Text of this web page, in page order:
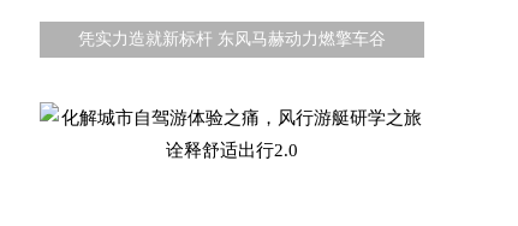
凭实力造就新标杆 东风马赫动力燃擎车谷